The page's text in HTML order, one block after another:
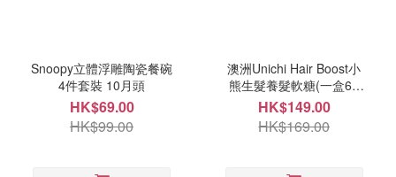
Snoopy立體浮雕陶瓷餐碗
4件套裝 10月頭
HK$69.00
HK$99.00
澳洲Unichi Hair Boost小
熊生髮養髮軟糖(一盒60
粒) 9月頭
HK$149.00
HK$169.00